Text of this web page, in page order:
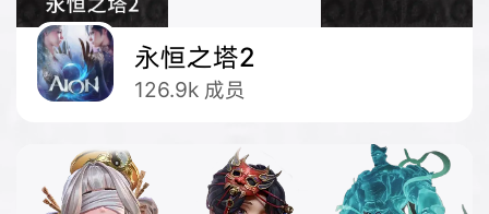
永恒之塔2
126.9k 成员